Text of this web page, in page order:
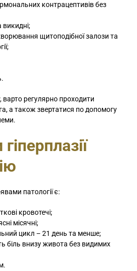
контрацептивів без
викидні;
щитоподібної залози та
варто регулярно проходити
а також звертатися по допомогу
патології є:
кровотечі;
місячні;
цикл – 21 день та менше;
біль внизу живота без видимих